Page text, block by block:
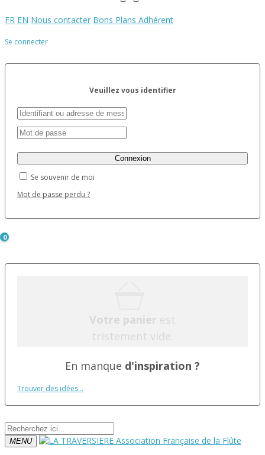
FR EN Nous contacter Bons Plans Adhérent
Se connecter
Veuillez vous identifier
Se souvenir de moi
Mot de passe perdu ?
0
Votre panier est
tristement vide.
En manque d'inspiration ?
Trouver des idées...
MENU